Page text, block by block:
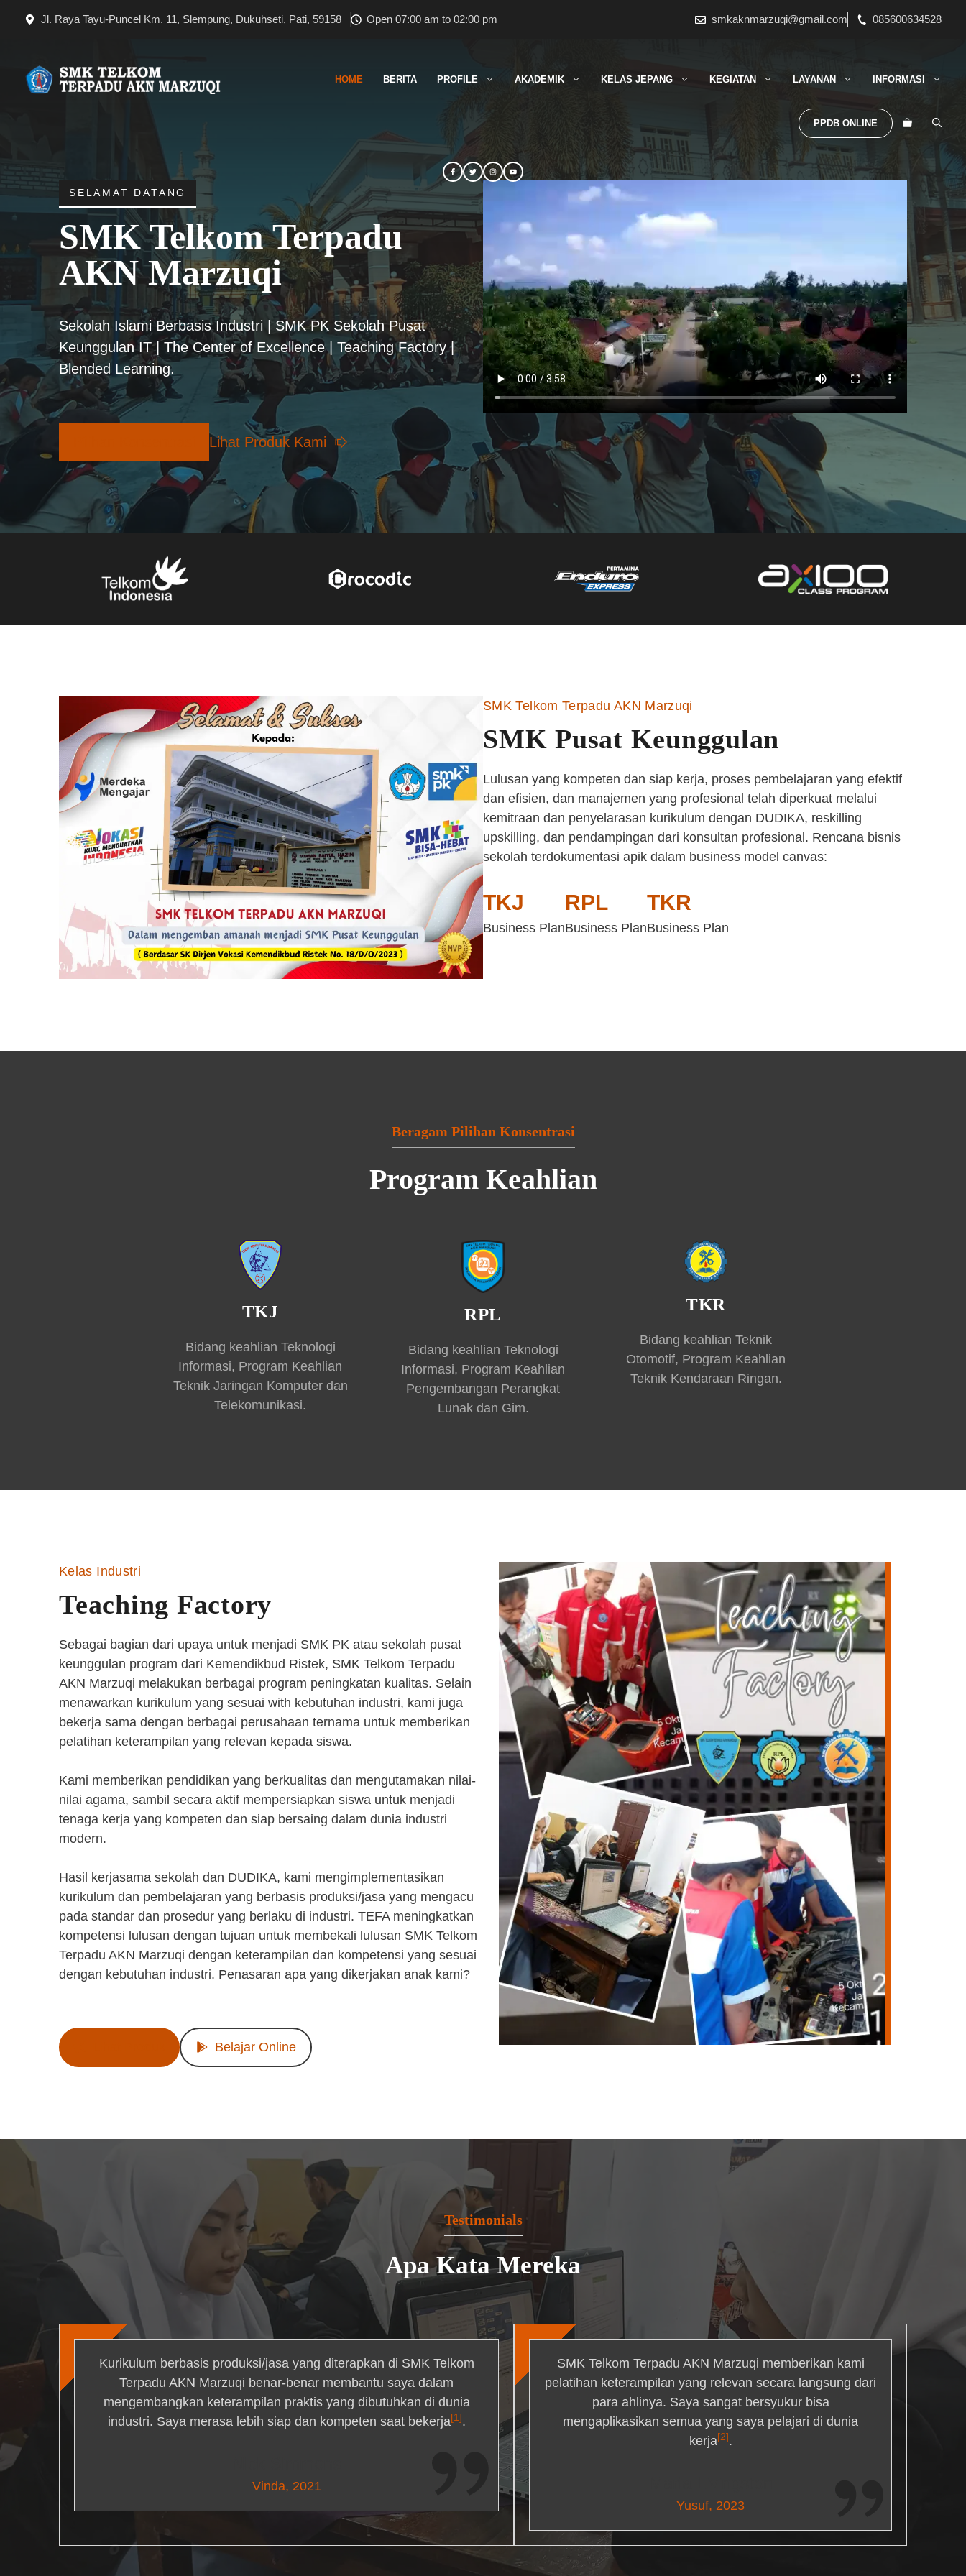
Jl. Raya Tayu-Puncel Km. 11, Slempung, Dukuhseti, Pati, 59158 Open 07:00 am to 02:00 pm smkaknmarzuqi@gmail.com 085600634528
HOME BERITA PROFILE AKADEMIK KELAS JEPANG KEGIATAN LAYANAN INFORMASI
PPDB ONLINE
SELAMAT DATANG
SMK Telkom Terpadu
AKN Marzuqi
Sekolah Islami Berbasis Industri | SMK PK Sekolah Pusat
Keunggulan IT | The Center of Excellence | Teaching Factory |
Blended Learning.
Lihat Produk Kami
SMK Telkom Terpadu AKN Marzuqi
SMK Pusat Keunggulan
Lulusan yang kompeten dan siap kerja, proses pembelajaran yang efektif
dan efisien, dan manajemen yang profesional telah diperkuat melalui
kemitraan dan penyelarasan kurikulum dengan DUDIKA, reskilling
upskilling, dan pendampingan dari konsultan profesional. Rencana bisnis
sekolah terdokumentasi apik dalam business model canvas:
TKJ
Business Plan
RPL
Business Plan
TKR
Business Plan
Beragam Pilihan Konsentrasi
Program Keahlian
TKJ
Bidang keahlian Teknologi
Informasi, Program Keahlian
Teknik Jaringan Komputer dan
Telekomunikasi.
RPL
Bidang keahlian Teknologi
Informasi, Program Keahlian
Pengembangan Perangkat
Lunak dan Gim.
TKR
Bidang keahlian Teknik
Otomotif, Program Keahlian
Teknik Kendaraan Ringan.
Kelas Industri
Teaching Factory
Sebagai bagian dari upaya untuk menjadi SMK PK atau sekolah pusat
keunggulan program dari Kemendikbud Ristek, SMK Telkom Terpadu
AKN Marzuqi melakukan berbagai program peningkatan kualitas. Selain
menawarkan kurikulum yang sesuai with kebutuhan industri, kami juga
bekerja sama dengan berbagai perusahaan ternama untuk memberikan
pelatihan keterampilan yang relevan kepada siswa.
Kami memberikan pendidikan yang berkualitas dan mengutamakan nilai-
nilai agama, sambil secara aktif mempersiapkan siswa untuk menjadi
tenaga kerja yang kompeten dan siap bersaing dalam dunia industri
modern.
Hasil kerjasama sekolah dan DUDIKA, kami mengimplementasikan
kurikulum dan pembelajaran yang berbasis produksi/jasa yang mengacu
pada standar dan prosedur yang berlaku di industri. TEFA meningkatkan
kompetensi lulusan dengan tujuan untuk membekali lulusan SMK Telkom
Terpadu AKN Marzuqi dengan keterampilan dan kompetensi yang sesuai
dengan kebutuhan industri. Penasaran apa yang dikerjakan anak kami?
Belajar Online
Testimonials
Apa Kata Mereka
Kurikulum berbasis produksi/jasa yang diterapkan di SMK Telkom
Terpadu AKN Marzuqi benar-benar membantu saya dalam
mengembangkan keterampilan praktis yang dibutuhkan di dunia
industri. Saya merasa lebih siap dan kompeten saat bekerja[1].
Vinda, 2021
SMK Telkom Terpadu AKN Marzuqi memberikan kami
pelatihan keterampilan yang relevan secara langsung dari
para ahlinya. Saya sangat bersyukur bisa
mengaplikasikan semua yang saya pelajari di dunia
kerja[2].
Yusuf, 2023